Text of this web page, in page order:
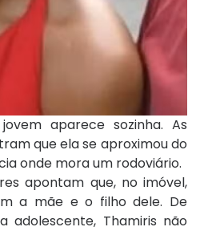
aparece sozinha. As
que ela se aproximou do
onde mora um rodoviário.
apontam que, no imóvel,
a mãe e o filho dele. De
adolescente, Thamiris não